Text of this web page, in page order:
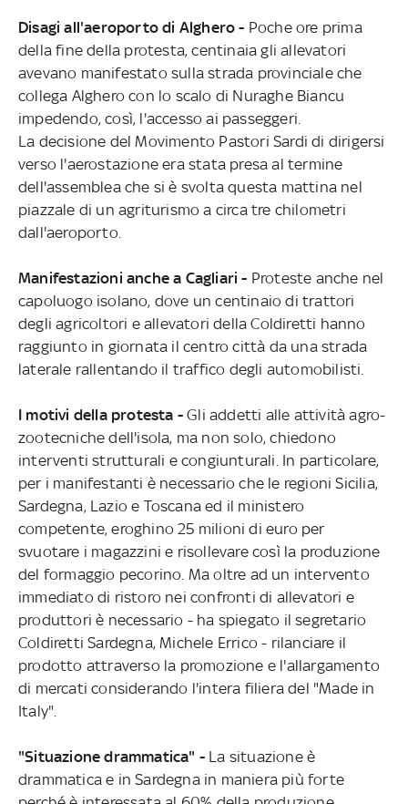
Disagi all'aeroporto di Alghero - Poche ore prima
della fine della protesta, centinaia gli allevatori
avevano manifestato sulla strada provinciale che
collega Alghero con lo scalo di Nuraghe Biancu
impedendo, così, l'accesso ai passeggeri.
La decisione del Movimento Pastori Sardi di dirigersi
verso l'aerostazione era stata presa al termine
dell'assemblea che si è svolta questa mattina nel
piazzale di un agriturismo a circa tre chilometri
dall'aeroporto.
Manifestazioni anche a Cagliari - Proteste anche nel
capoluogo isolano, dove un centinaio di trattori
degli agricoltori e allevatori della Coldiretti hanno
raggiunto in giornata il centro città da una strada
laterale rallentando il traffico degli automobilisti.
I motivi della protesta -Gli addetti alle attività agro-
zootecniche dell'isola, ma non solo, chiedono
interventi strutturali e congiunturali. In particolare,
per i manifestanti è necessario che le regioni Sicilia,
Sardegna, Lazio e Toscana ed il ministero
competente, eroghino 25 milioni di euro per
svuotare i magazzini e risollevare così la produzione
del formaggio pecorino. Ma oltre ad un intervento
immediato di ristoro nei confronti di allevatori e
produttori è necessario - ha spiegato il segretario
Coldiretti Sardegna, Michele Errico - rilanciare il
prodotto attraverso la promozione e l'allargamento
di mercati considerando l'intera filiera del "Made in
Italy".
"Situazione drammatica" - La situazione è
drammatica e in Sardegna in maniera più forte